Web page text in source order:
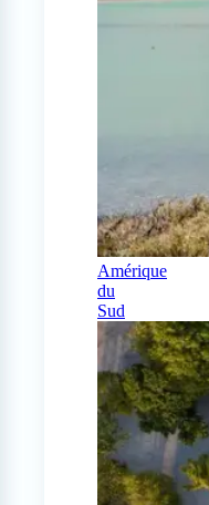
Amérique
du
Sud